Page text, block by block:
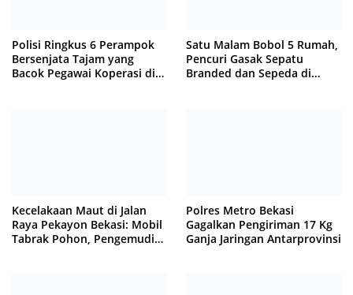
Polisi Ringkus 6 Perampok
Bersenjata Tajam yang
Bacok Pegawai Koperasi di
Satu Malam Bobol 5 Rumah,
Pencuri Gasak Sepatu
Branded dan Sepeda di
Kecelakaan Maut di Jalan
Raya Pekayon Bekasi: Mobil
Tabrak Pohon, Pengemudi
Polres Metro Bekasi
Gagalkan Pengiriman 17 Kg
Ganja Jaringan Antarprovinsi